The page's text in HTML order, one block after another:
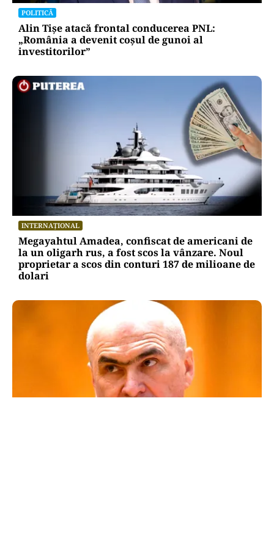
POLITICĂ
Alin Tișe atacă frontal conducerea PNL:
„România a devenit coșul de gunoi al
investitorilor”
INTERNAȚIONAL
Megayahtul Amadea, confiscat de americani de
la un oligarh rus, a fost scos la vânzare. Noul
proprietar a scos din conturi 187 de milioane de
dolari